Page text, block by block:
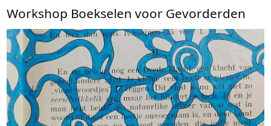
Workshop Boekselen voor Gevorderden